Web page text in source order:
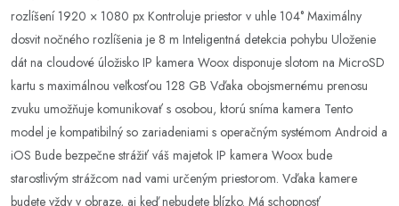
rozlíšení 1920 × 1080 px Kontroluje priestor v uhle 104° Maximálny
dosvit nočného rozlíšenia je 8 m Inteligentná detekcia pohybu Uloženie
dát na cloudové úložisko IP kamera Woox disponuje slotom na MicroSD
kartu s maximálnou veľkosťou 128 GB Vďaka obojsmernému prenosu
zvuku umožňuje komunikovať s osobou, ktorú sníma kamera Tento
model je kompatibilný so zariadeniami s operačným systémom Android a
iOS Bude bezpečne strážiť váš majetok IP kamera Woox bude
starostlivým strážcom nad vami určeným priestorom. Vďaka kamere
budete vždy v obraze, aj keď nebudete blízko. Má schopnosť